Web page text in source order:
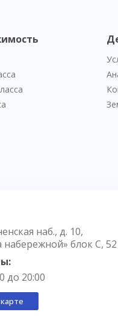
наб., д. 10,
блок С,
до 20:00